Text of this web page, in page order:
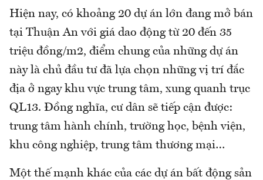
Hiện nay, có khoảng 20 dự án lớn đang mở bán
tại Thuận An với giá dao động từ 20 đến 35
triệu đồng/m2, điểm chung của những dự án
này là chủ đầu tư đã lựa chọn những vị trí đắc
địa ở ngay khu vực trung tâm, xung quanh trục
QL13. Đồng nghĩa, cư dân sẽ tiếp cận được:
trung tâm hành chính, trường học, bệnh viện,
khu công nghiệp, trung tâm thương mại…
Một thế mạnh khác của các dự án bất động sản